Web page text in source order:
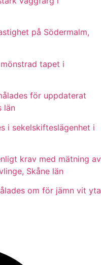
på Södermalm,
tapet i
för uppdaterat
län
i sekelskifteslägenhet i
krav med mätning av
Skåne län
om för jämn vit yta